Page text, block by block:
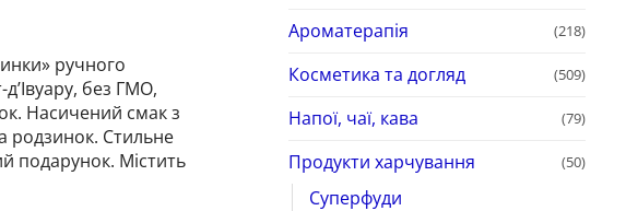
Ароматерапія (218)
Косметика та догляд (509)
Напої, чаї, кава (79)
Продукти харчування (50)
Суперфуди
ручного
без ГМО,
Насичений смак з
родзинок. Стильне
подарунок. Містить